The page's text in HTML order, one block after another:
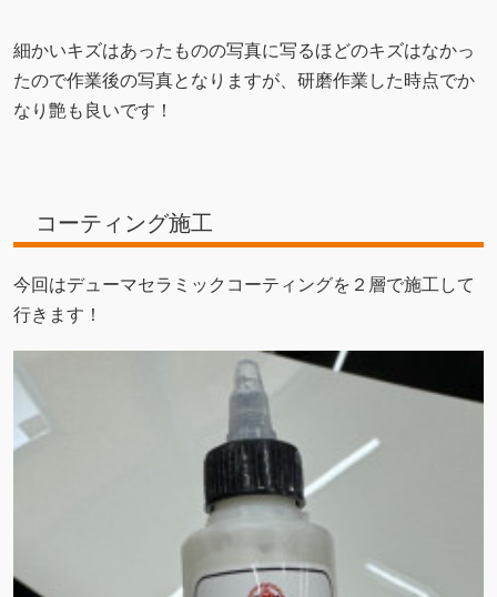
細かいキズはあったものの写真に写るほどのキズはなかっ
たので作業後の写真となりますが、研磨作業した時点でか
なり艶も良いです！
コーティング施工
今回はデューマセラミックコーティングを２層で施工して
行きます！